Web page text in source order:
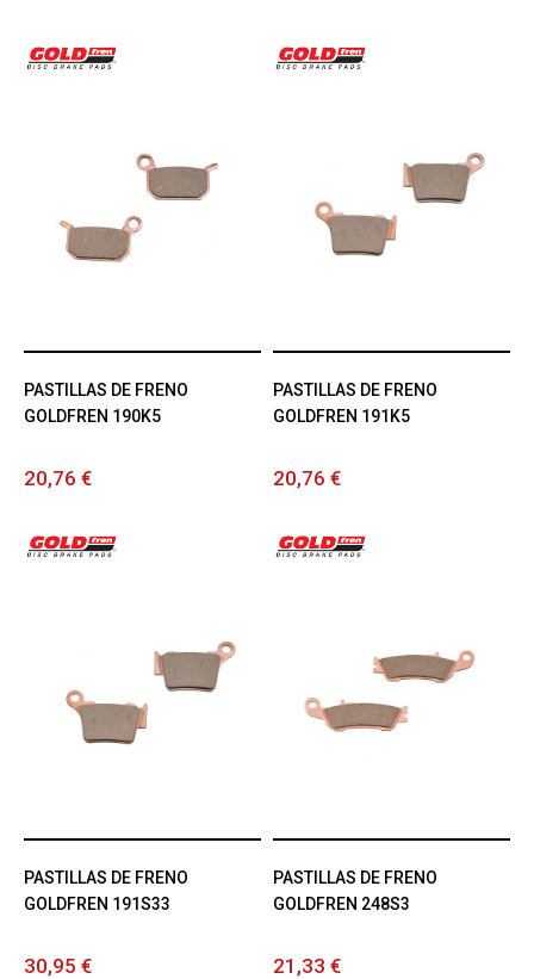
PASTILLAS DE FRENO
GOLDFREN 190K5
20,76 €
PASTILLAS DE FRENO
GOLDFREN 191K5
20,76 €
PASTILLAS DE FRENO
GOLDFREN 191S33
30,95 €
PASTILLAS DE FRENO
GOLDFREN 248S3
21,33 €